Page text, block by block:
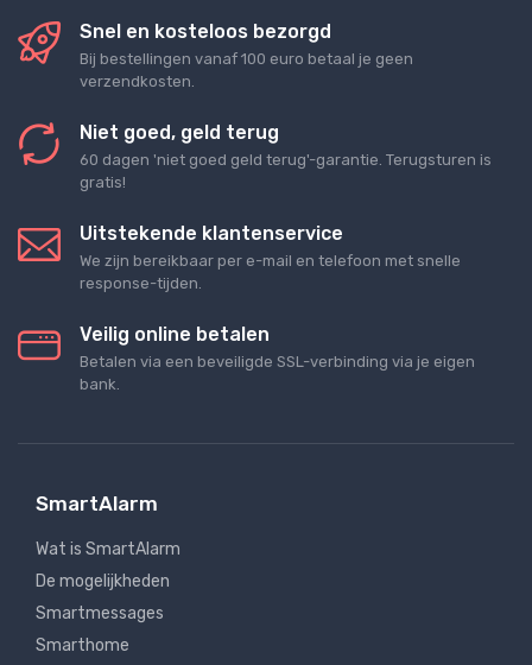
Snel en kosteloos bezorgd
Bij bestellingen vanaf 100 euro betaal je geen
verzendkosten.
Niet goed, geld terug
60 dagen 'niet goed geld terug'-garantie. Terugsturen is
gratis!
Uitstekende klantenservice
We zijn bereikbaar per e-mail en telefoon met snelle
response-tijden.
Veilig online betalen
Betalen via een beveiligde SSL-verbinding via je eigen
bank.
SmartAlarm
Wat is SmartAlarm
De mogelijkheden
Smartmessages
Smarthome